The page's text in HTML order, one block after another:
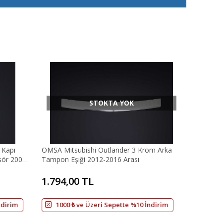
2007-
STOKTA YOK
OMSA Mitsubishi Outlander 3 Krom Arka
Tampon Eşiği 2012-2016 Arası
1.794,00 TL
1000 ₺ ve Üzeri Sepette %10 İndirim